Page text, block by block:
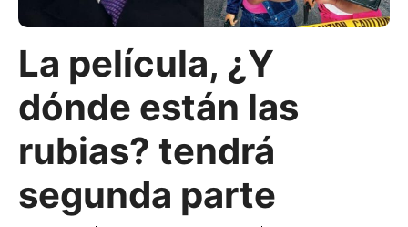
La película, ¿Y
dónde están las
rubias? tendrá
segunda parte